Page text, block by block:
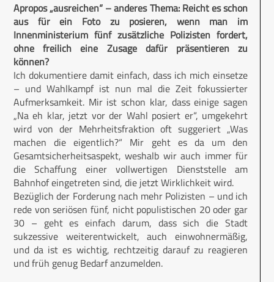
Apropos „ausreichen“ – anderes Thema: Reicht es schon
aus für ein Foto zu posieren, wenn man im
Innenministerium fünf zusätzliche Polizisten fordert,
ohne freilich eine Zusage dafür präsentieren zu
können?
Ich dokumentiere damit einfach, dass ich mich einsetze
– und Wahlkampf ist nun mal die Zeit fokussierter
Aufmerksamkeit. Mir ist schon klar, dass einige sagen
„Na eh klar, jetzt vor der Wahl posiert er“, umgekehrt
wird von der Mehrheitsfraktion oft suggeriert „Was
machen die eigentlich?“ Mir geht es da um den
Gesamtsicherheitsaspekt, weshalb wir auch immer für
die Schaffung einer vollwertigen Dienststelle am
Bahnhof eingetreten sind, die jetzt Wirklichkeit wird.
Bezüglich der Forderung nach mehr Polizisten – und ich
rede von seriösen fünf, nicht populistischen 20 oder gar
30 – geht es einfach darum, dass sich die Stadt
sukzessive weiterentwickelt, auch einwohnermäßig,
und da ist es wichtig, rechtzeitig darauf zu reagieren
und früh genug Bedarf anzumelden.